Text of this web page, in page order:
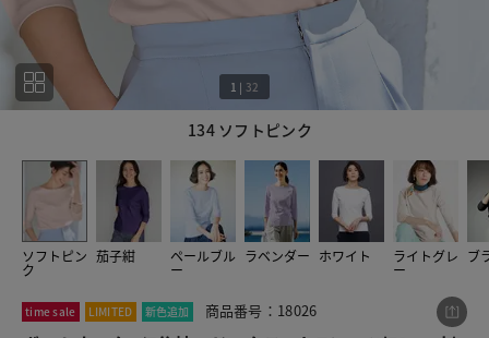
134 ソフトピンク
1 | 32
ソフトピン
ク
茄子紺 ペールブル
ー
ラベンダー ホワイト ライトグレ
ー
ブ
32
time sale LIMITED 新色追加 商品番号：18026